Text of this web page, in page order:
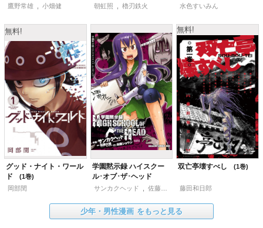
鷹野常雄
小畑健
朝虹照
櫓刃鉄火 水色すいみん
無料!
グッド・ナイト・ワール
ド
1
岡部閏
学園黙示録 ハイスクー
ル･オブ･ザ･ヘッド
サンカクヘッド 佐藤ショウジ , 佐藤大輔
無料!
双亡亭壊すべし 1
藤田和日郎
少年・男性漫画 をもっと見る